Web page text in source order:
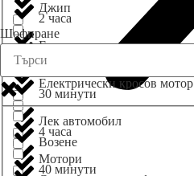
Джип
Електрически велосипед
Електрически кросов мотор
Лек автомобил
Мотори
2 часа
3 часа
30 минути
4 часа
40 минути
Шофиране
Возене